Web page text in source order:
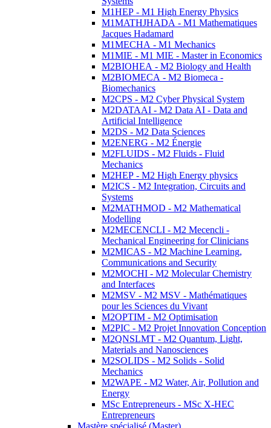
M1HEP - M1 High Energy Physics
M1MATHJHADA - M1 Mathematiques
Jacques Hadamard
M1MECHA - M1 Mechanics
M1MIE - M1 MIE - Master in Economics
M2BIOHEA - M2 Biology and Health
M2BIOMECA - M2 Biomeca -
Biomechanics
M2CPS - M2 Cyber Physical System
M2DATAAI - M2 Data AI - Data and
Artificial Intelligence
M2DS - M2 Data Sciences
M2ENERG - M2 Énergie
M2FLUIDS - M2 Fluids - Fluid
Mechanics
M2HEP - M2 High Energy physics
M2ICS - M2 Integration, Circuits and
Systems
M2MATHMOD - M2 Mathematical
Modelling
M2MECENCLI - M2 Mecencli -
Mechanical Engineering for Clinicians
M2MICAS - M2 Machine Learning,
Communications and Security
M2MOCHI - M2 Molecular Chemistry
and Interfaces
M2MSV - M2 MSV - Mathématiques
pour les Sciences du Vivant
M2OPTIM - M2 Optimisation
M2PIC - M2 Projet Innovation Conception
M2QNSLMT - M2 Quantum, Light,
Materials and Nanosciences
M2SOLIDS - M2 Solids - Solid
Mechanics
M2WAPE - M2 Water, Air, Pollution and
Energy
MSc Entrepreneurs - MSc X-HEC
Entrepreneurs
Mastère spécialisé (Master)